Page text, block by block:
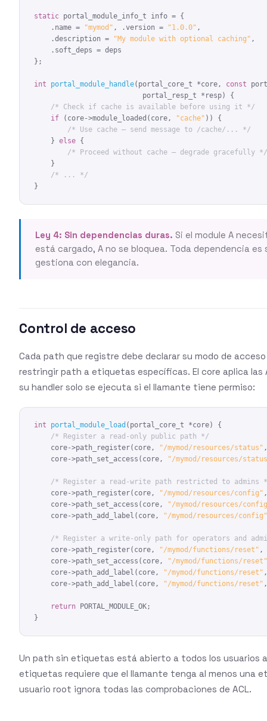
static portal_module_info_t info = {
    .name =
"mymod" , .version = "1.0.0" ,
    .description =
"My module with optional caching" ,
    .soft_deps = deps
};
int portal_module_handle(portal_core_t *core, const
                          portal_resp_t *resp) {
/* Check if cache is available before using it */
if (core->module_loaded(core, "cache" )) {
/* Use cache — send message to /cache/... */
    }
else {
/* Proceed without cache — degrade gracefully */
    }
/* ... */
}
Ley 4: Sin dependencias duras. Si el module A
está cargado, A no se bloquea. Toda dependencia
gestiona con elegancia.
Control de acceso
Cada path que registre debe declarar su modo de
restringir path a etiquetas específicas. El core aplica
su handler solo se ejecuta si el llamante tiene permiso:
int portal_module_load (portal_core_t *core) {
/* Register a read-only public path */
    core->path_register(core,
"/mymod/resources/status"
    core->path_set_access(core,
"/mymod/resources/
/* Register a read-write path restricted to admins
    core->path_register(core,
"/mymod/resources/config"
    core->path_set_access(core,
"/mymod/resources/
    core->path_add_label(core,
"/mymod/resources/config"
/* Register a write-only path for operators and
    core->path_register(core,
"/mymod/functions/reset" ,
    core->path_set_access(core,
"/mymod/functions/reset"
    core->path_add_label(core,
"/mymod/functions/reset"
    core->path_add_label(core,
"/mymod/functions/reset"
return PORTAL_MODULE_OK;
}
Un path sin etiquetas está abierto a todos los usuarios
etiquetas requiere que el llamante tenga al menos una
usuario root ignora todas las comprobaciones de ACL.